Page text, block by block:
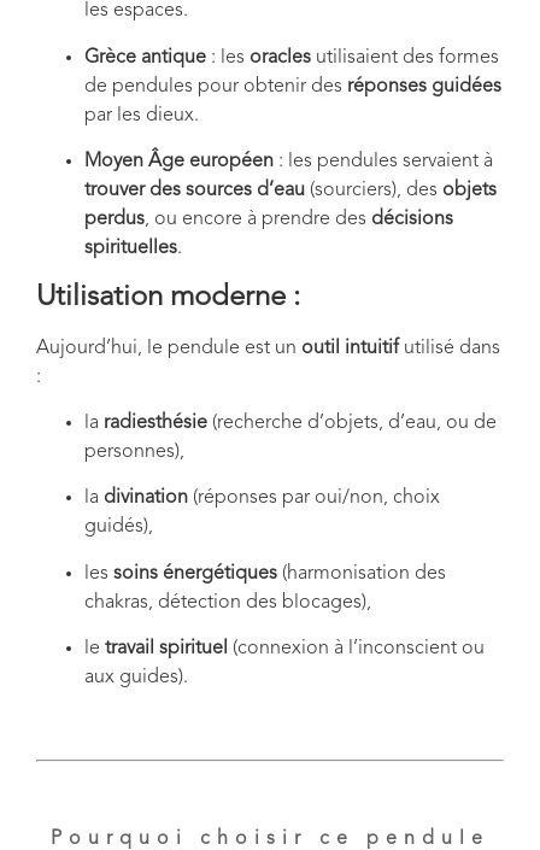
les espaces.
Grèce antique : les oracles utilisaient des formes
de pendules pour obtenir des réponses guidées
par les dieux.
Moyen Âge européen : les pendules servaient à
trouver des sources d’eau (sourciers), des objets
perdus, ou encore à prendre des décisions
spirituelles.
Utilisation moderne :
Aujourd’hui, le pendule est un outil intuitifutilisé dans
:
la radiesthésie (recherche d’objets, d’eau, ou de
personnes),
la divination (réponses par oui/non, choix
guidés),
les soins énergétiques (harmonisation des
chakras, détection des blocages),
le travail spirituel (connexion à l’inconscient ou
aux guides).
Pourquoi choisir ce pendule